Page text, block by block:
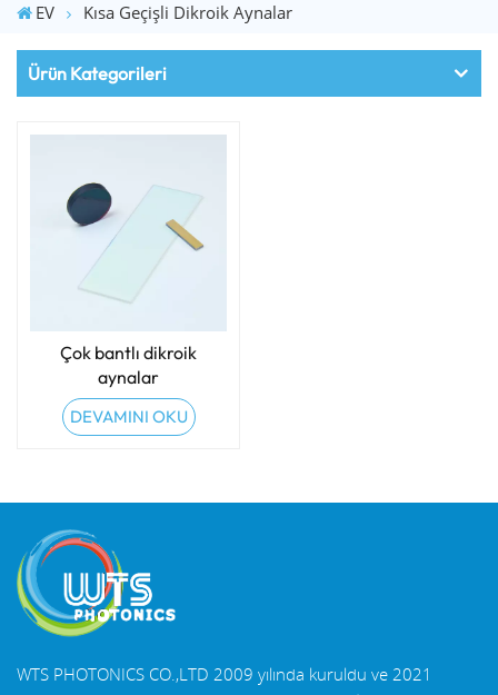
EV Kısa Geçişli Dikroik Aynalar
Ürün Kategorileri
Çok bantlı dikroik
aynalar
DEVAMINI OKU
WTS PHOTONICS CO.,LTD 2009 yılında kuruldu ve 2021